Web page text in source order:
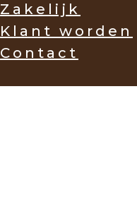
Zakelijk
Klant worden
Contact